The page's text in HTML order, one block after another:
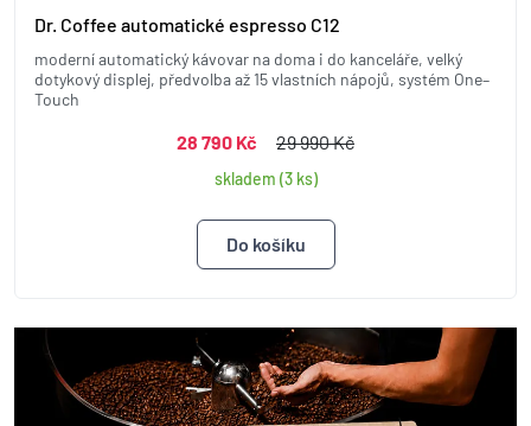
Dr. Coffee automatické espresso C12
moderní automatický kávovar na doma i do kanceláře, velký
dotykový displej, předvolba až 15 vlastních nápojů, systém One–
Touch
28 790 Kč 29 990 Kč
skladem (3 ks)